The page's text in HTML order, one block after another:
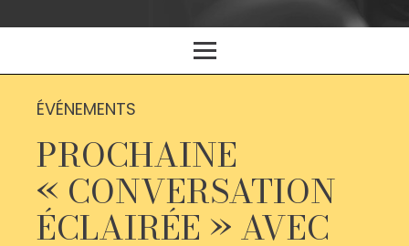
ÉVÉNEMENTS
PROCHAINE
« CONVERSATION
ÉCLAIRÉE » AVEC